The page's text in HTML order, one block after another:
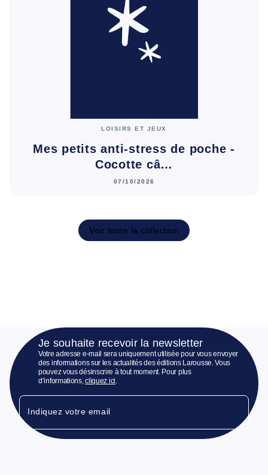
LOISIRS ET JEUX
Mes petits anti-stress de poche -
Cocotte câ…
07/10/2026
Voir toute la collection
Je souhaite recevoir la newsletter
Votre adresse e-mail sera uniquement utilisée pour vous envoyer
des informations sur les actualités des éditions Larousse. Vous
pouvez vous désinscrire à tout moment. Pour plus
d’informations,cliquez ici.
Indiquez votre email